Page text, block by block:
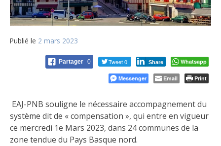
Publié le 2 mars 2023
Partager 0 Tweet 0 Share Whatsapp
Messenger Email Print
EAJ-PNB souligne le nécessaire accompagnement du
système dit de « compensation », qui entre en vigueur
ce mercredi 1e Mars 2023, dans 24 communes de la
zone tendue du Pays Basque nord.